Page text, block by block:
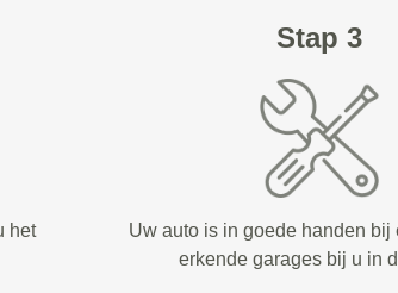
het
Stap 3
Uw auto is in goede handen bij
erkende garages bij u in